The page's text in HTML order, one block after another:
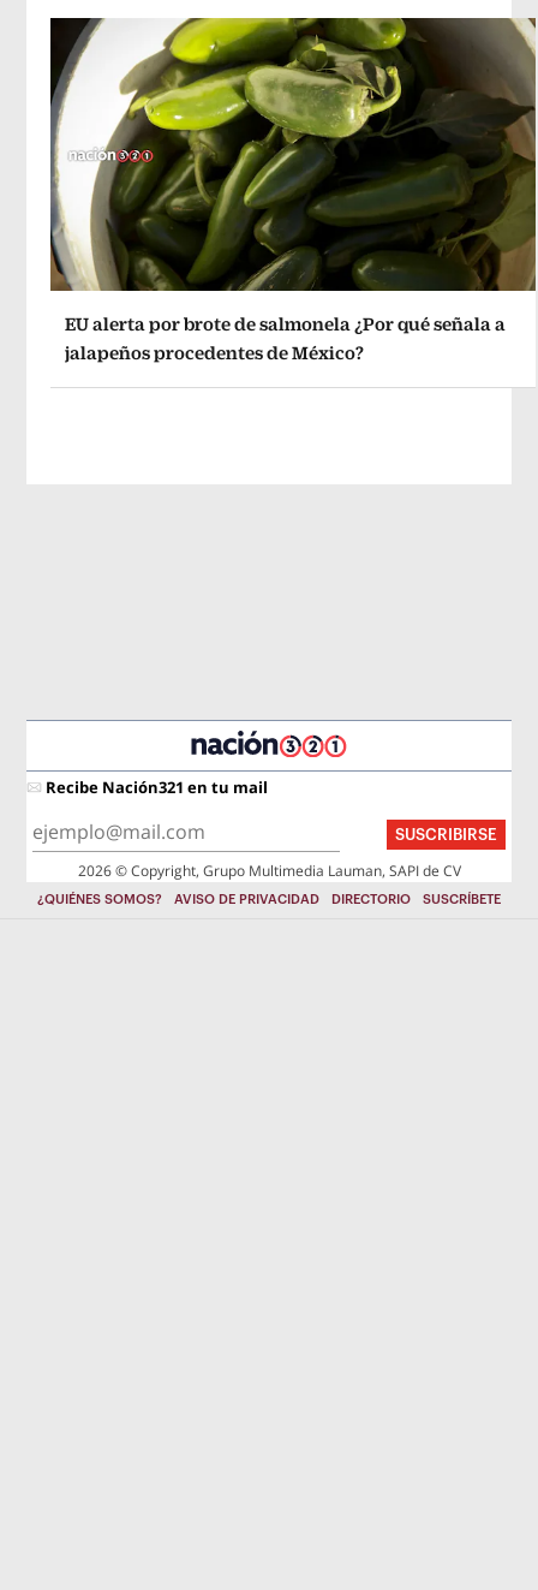
EU alerta por brote de salmonela ¿Por qué señala a
jalapeños procedentes de México?
Recibe Nación321 en tu mail
SUSCRIBIRSE
2026 © Copyright, Grupo Multimedia Lauman, SAPI de CV
¿QUIÉNES SOMOS? AVISO DE PRIVACIDAD DIRECTORIO SUSCRÍBETE